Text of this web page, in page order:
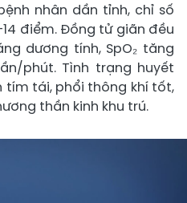
nhân dần tỉnh, chỉ số
điểm. Đồng tử giãn đều
dương tính, SpO₂ tăng
phút. Tình trạng huyết
tím tái, phổi thông khí tốt,
thần kinh khu trú.